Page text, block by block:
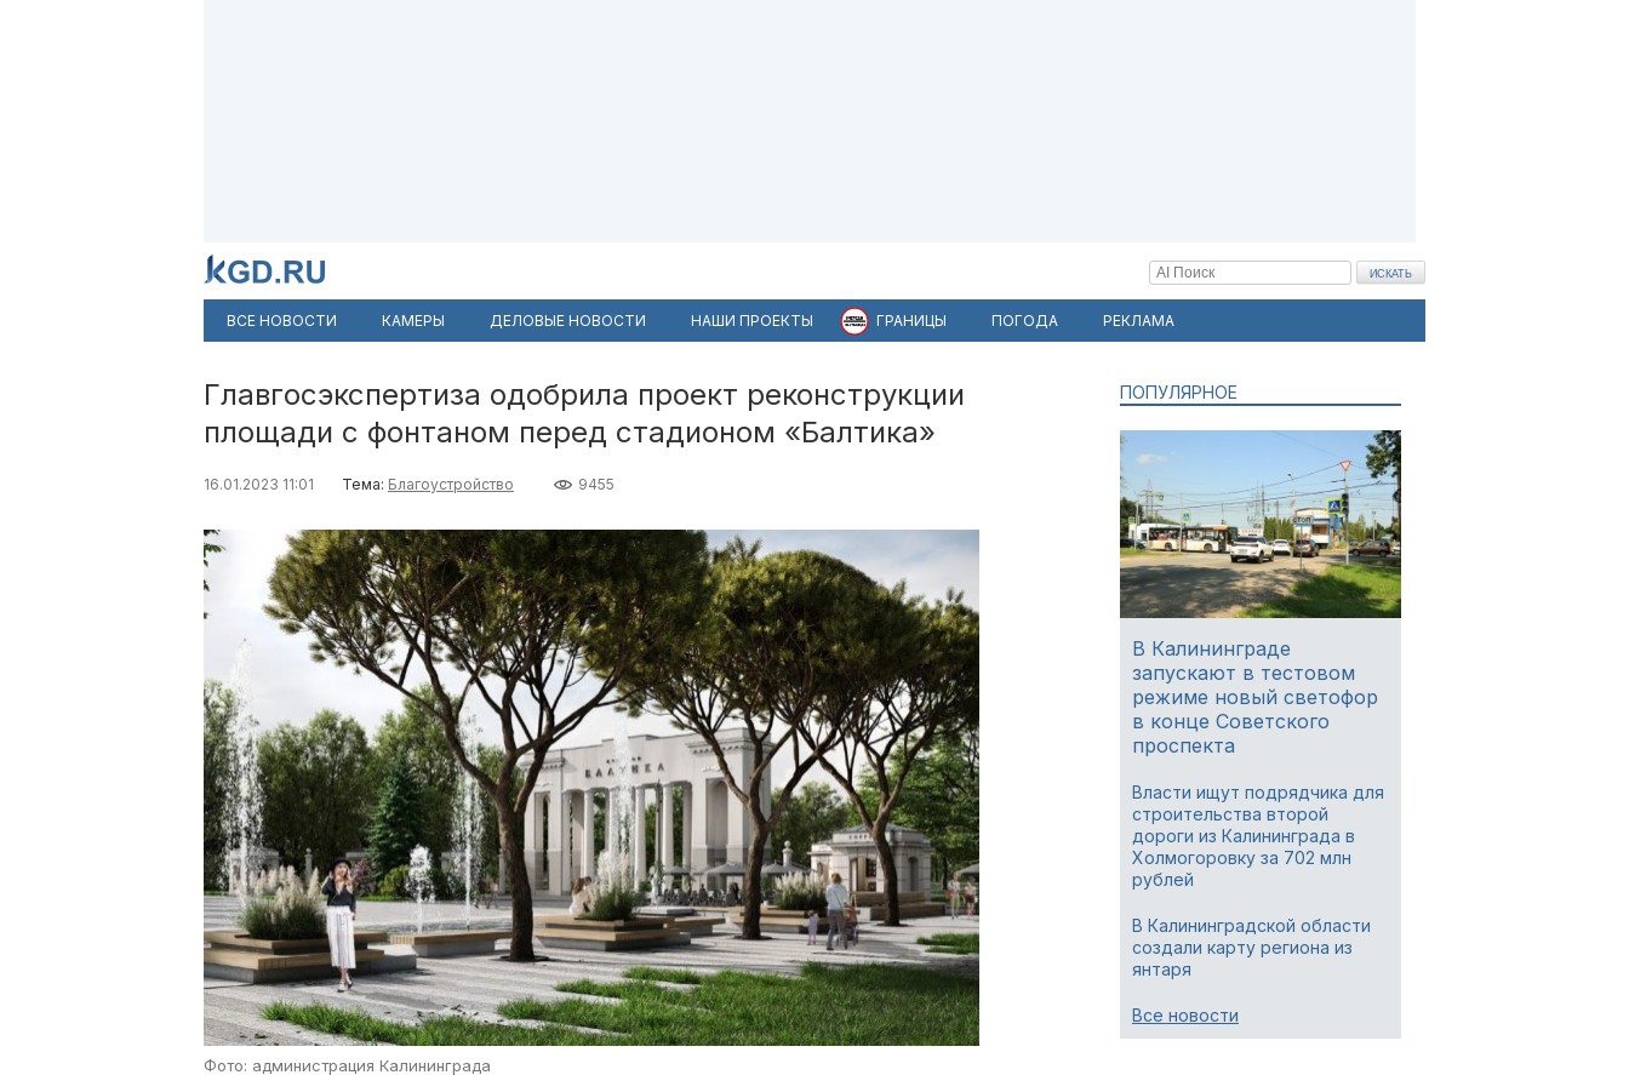
ВСЕ НОВОСТИ КАМЕРЫ ДЕЛОВЫЕ НОВОСТИ НАШИ ПРОЕКТЫ ГРАНИЦЫ ПОГОДА РЕКЛАМА
Главгосэкспертиза одобрила проект реконструкции
площади с фонтаном перед стадионом «Балтика»
16.01.2023 11:01 Тема: Благоустройство 9455
Фото: администрация Калининграда
ПОПУЛЯРНОЕ
В Калининграде
запускают в тестовом
режиме новый светофор
в конце Советского
проспекта
Власти ищут подрядчика для
строительства второй
дороги из Калининграда в
Холмогоровку за 702 млн
рублей
В Калининградской области
создали карту региона из
янтаря
Все новости